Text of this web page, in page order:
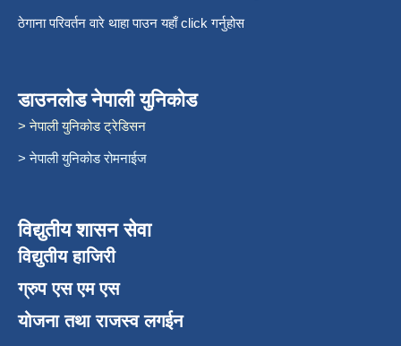
ठेगाना परिवर्तन वारे थाहा पाउन यहाँ click गर्नुहोस
डाउनलोड नेपाली युनिकोड
> नेपाली युनिकोड ट्रेडिसन
> नेपाली युनिकोड रोमनाईज
विद्युतीय शासन सेवा
विद्युतीय हाजिरी
ग्रुप एस एम एस
योजना तथा राजस्व लगईन